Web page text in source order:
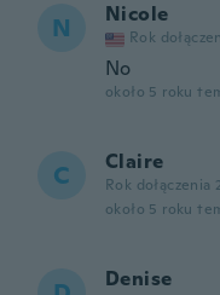
N Nicole
Rok
No
około 5 roku
C Claire
Rok dołączenia
około 5 roku
Denise